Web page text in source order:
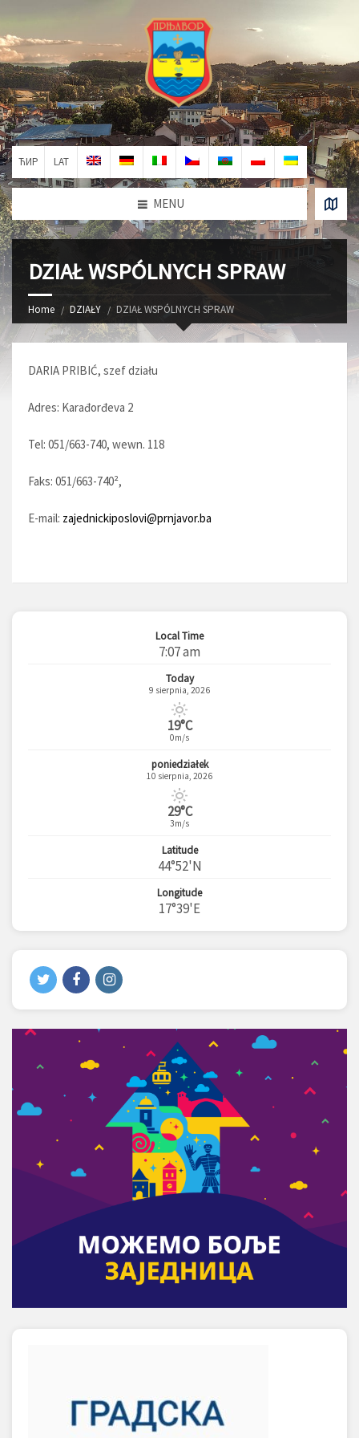
ЋИР LAT
MENU
DZIAŁ WSPÓLNYCH SPRAW
Home DZIAŁY DZIAŁ WSPÓLNYCH SPRAW
DARIA PRIBIĆ, szef działu
Adres: Karađorđeva 2
Tel: 051/663-740, wewn. 118
Faks: 051/663-740²,
E-mail: zajednickiposlovi@prnjavor.ba
Local Time
7:07 am
Today
9 sierpnia, 2026
19°C
0m/s
poniedziałek
10 sierpnia, 2026
29°C
3m/s
Latitude
44°52'N
Longitude
17°39'E